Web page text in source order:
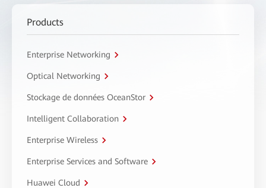
Products
Enterprise Networking
Optical Networking
Stockage de données OceanStor
Intelligent Collaboration
Enterprise Wireless
Enterprise Services and Software
Huawei Cloud